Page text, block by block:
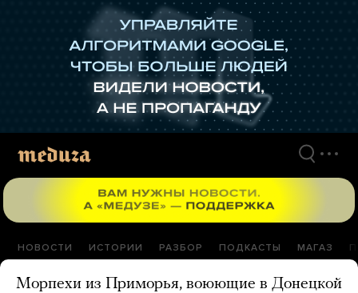
НОВОСТИ ИСТОРИИ РАЗБОР ПОДКАСТЫ МАГАЗ
Морпехи из Приморья, воюющие в Донецкой